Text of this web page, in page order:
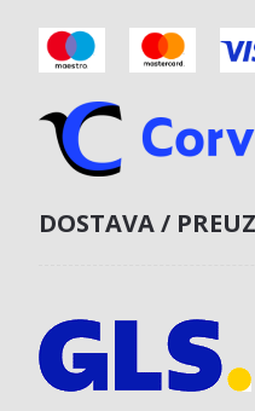
DOSTAVA /